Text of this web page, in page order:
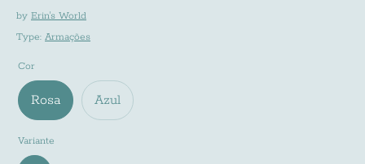
by Erin's World
Type: Armações
Cor
Rosa Azul
Variante